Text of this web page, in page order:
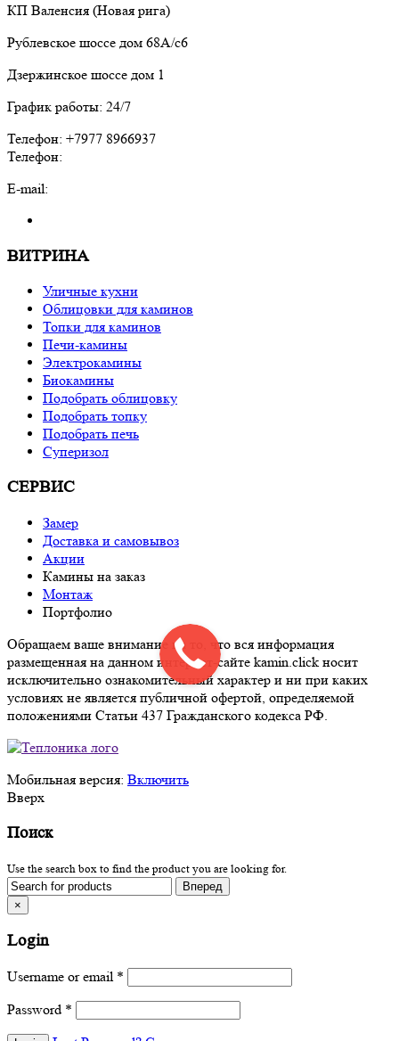
КП Валенсия (Новая рига)
Рублевское шоссе дом 68А/с6
Дзержинское шоссе дом 1
График работы: 24/7
Телефон: +7977 8966937
Телефон:
E-mail:
ВИТРИНА
Уличные кухни
Облицовки для каминов
Топки для каминов
Печи-камины
Электрокамины
Биокамины
Подобрать облицовку
Подобрать топку
Подобрать печь
Суперизол
СЕРВИС
Замер
Доставка и самовывоз
Акции
Камины на заказ
Монтаж
Портфолио
Обращаем ваше внимание на то, что вся информация
размещенная на данном интернет-сайте kamin.click носит
исключительно ознакомительный характер и ни при каких
условиях не является публичной офертой, определяемой
положениями Статьи 437 Гражданского кодекса РФ.
Мобильная версия: Включить
Вверх
Поиск
Use the search box to find the product you are looking for.
×
Login
Username or email *
Password *